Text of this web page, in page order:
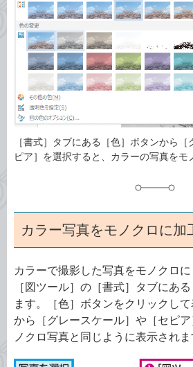
［書式］タブにある［色］ボタンから
ピア］を選択すると、カラーの写真をモ
カラー写真をモノクロに加
カラーで撮影した写真をモノクロに
［図ツール］の［書式］タブにあ
ます。［色］ボタンをクリックし
から［グレースケール］や［セピ
ノクロ写真と同じように表示されま